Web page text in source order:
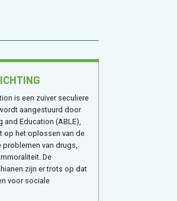
is een zuiver seculiere
aangestuurd door
Education (ABLE),
op het oplossen van de
van drugs,
De
zijn er trots op dat
voor sociale